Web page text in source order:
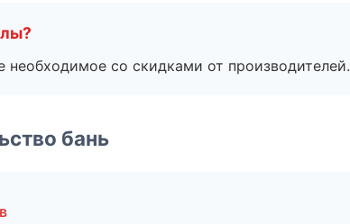
со скидками от производителей.
бань